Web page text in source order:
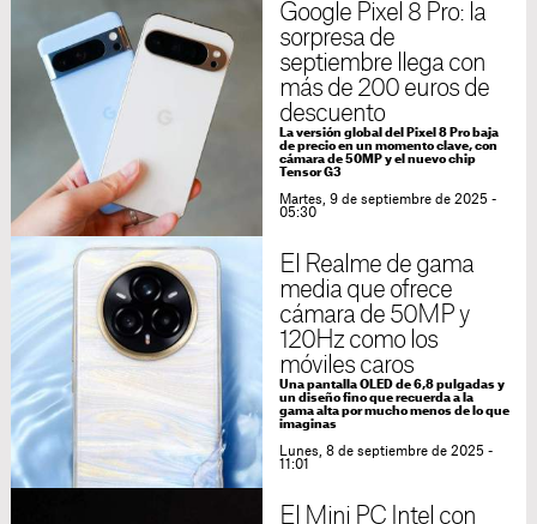
Google Pixel 8 Pro: la
sorpresa de
septiembre llega con
más de 200 euros de
descuento
La versión global del Pixel 8 Pro baja
de precio en un momento clave, con
cámara de 50MP y el nuevo chip
Tensor G3
Martes, 9 de septiembre de 2025 -
05:30
El Realme de gama
media que ofrece
cámara de 50MP y
120Hz como los
móviles caros
Una pantalla OLED de 6,8 pulgadas y
un diseño fino que recuerda a la
gama alta por mucho menos de lo que
imaginas
Lunes, 8 de septiembre de 2025 -
11:01
El Mini PC Intel con